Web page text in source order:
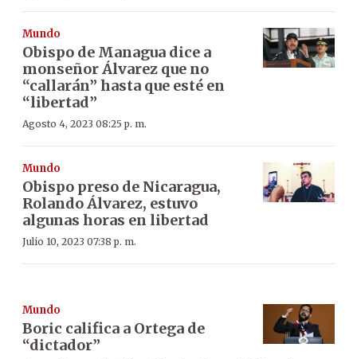
Mundo
Obispo de Managua dice a
monseñor Álvarez que no
“callarán” hasta que esté en
“libertad”
Agosto 4, 2023 08:25 p. m.
Mundo
Obispo preso de Nicaragua,
Rolando Álvarez, estuvo
algunas horas en libertad
Julio 10, 2023 07:38 p. m.
Mundo
Boric califica a Ortega de
“dictador”